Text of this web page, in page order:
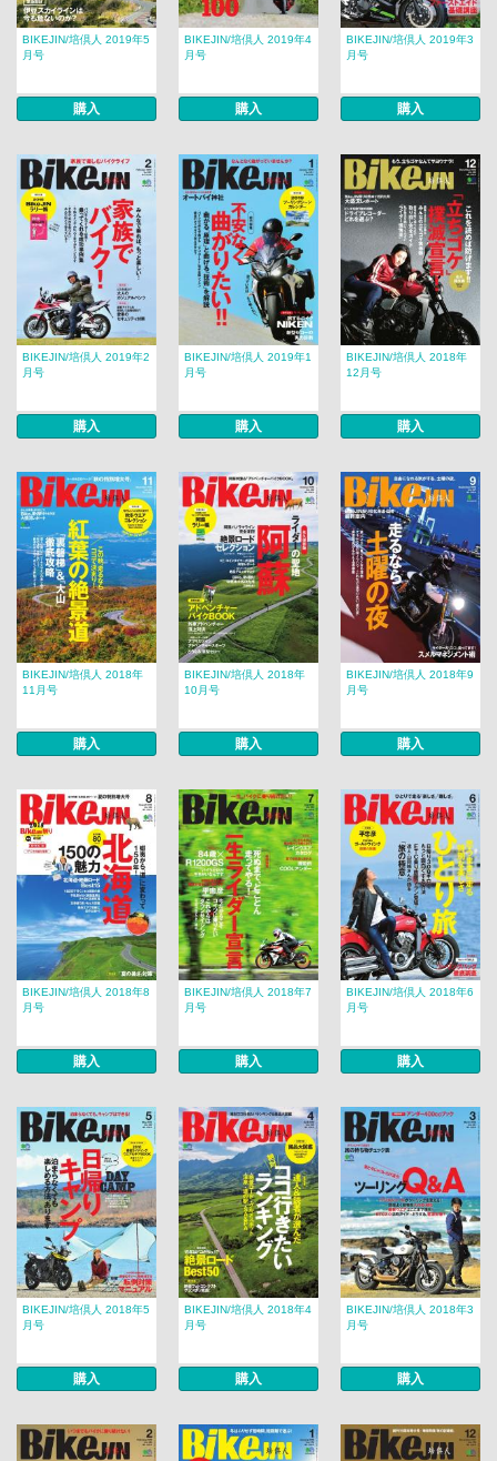
BIKEJIN/培倶人 2019年5
月号
購入
BIKEJIN/培倶人 2019年4
月号
購入
BIKEJIN/培倶人 2019年3
月号
購入
BIKEJIN/培倶人 2019年2
月号
購入
BIKEJIN/培倶人 2019年1
月号
購入
BIKEJIN/培倶人 2018年
12月号
購入
BIKEJIN/培倶人 2018年
11月号
購入
BIKEJIN/培倶人 2018年
10月号
購入
BIKEJIN/培倶人 2018年9
月号
購入
BIKEJIN/培倶人 2018年8
月号
購入
BIKEJIN/培倶人 2018年7
月号
購入
BIKEJIN/培倶人 2018年6
月号
購入
BIKEJIN/培倶人 2018年5
月号
購入
BIKEJIN/培倶人 2018年4
月号
購入
BIKEJIN/培倶人 2018年3
月号
購入